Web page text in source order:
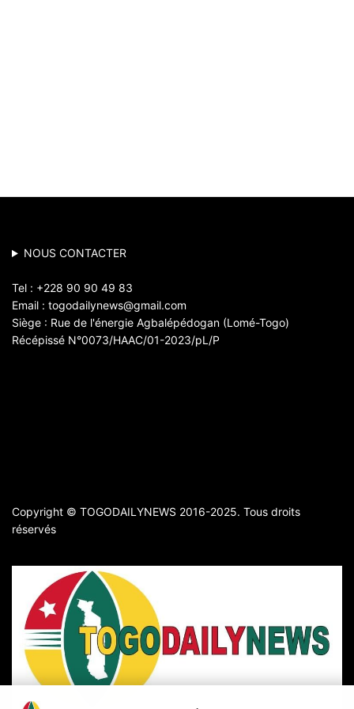
NOUS CONTACTER
Tel : +228 90 90 49 83
Email : togodailynews@gmail.com
Siège : Rue de l'énergie Agbalépédogan (Lomé-Togo)
Récépissé N°0073/HAAC/01-2023/pL/P
Copyright © TOGODAILYNEWS 2016-2025. Tous droits
réservés